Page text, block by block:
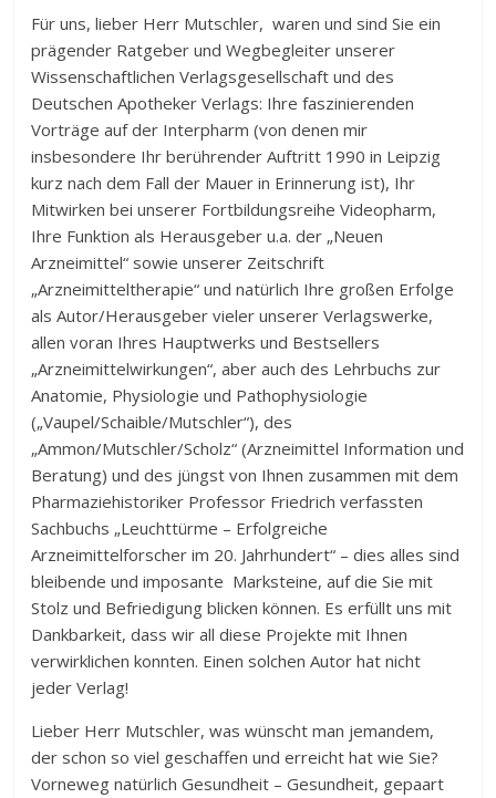
Für uns, lieber Herr Mutschler, waren und sind Sie ein
prägender Ratgeber und Wegbegleiter unserer
Wissenschaftlichen Verlagsgesellschaft und des
Deutschen Apotheker Verlags: Ihre faszinierenden
Vorträge auf der Interpharm (von denen mir
insbesondere Ihr berührender Auftritt 1990 in Leipzig
kurz nach dem Fall der Mauer in Erinnerung ist), Ihr
Mitwirken bei unserer Fortbildungsreihe Videopharm,
Ihre Funktion als Herausgeber u.a. der „Neuen
Arzneimittel“ sowie unserer Zeitschrift
„Arzneimitteltherapie“ und natürlich Ihre großen Erfolge
als Autor/Herausgeber vieler unserer Verlagswerke,
allen voran Ihres Hauptwerks und Bestsellers
„Arzneimittelwirkungen“, aber auch des Lehrbuchs zur
Anatomie, Physiologie und Pathophysiologie
(„Vaupel/Schaible/Mutschler“), des
„Ammon/Mutschler/Scholz“ (Arzneimittel Information und
Beratung) und des jüngst von Ihnen zusammen mit dem
Pharmaziehistoriker Professor Friedrich verfassten
Sachbuchs „Leuchttürme – Erfolgreiche
Arzneimittelforscher im 20. Jahrhundert“ – dies alles sind
bleibende und imposante Marksteine, auf die Sie mit
Stolz und Befriedigung blicken können. Es erfüllt uns mit
Dankbarkeit, dass wir all diese Projekte mit Ihnen
verwirklichen konnten. Einen solchen Autor hat nicht
jeder Verlag!
Lieber Herr Mutschler, was wünscht man jemandem,
der schon so viel geschaffen und erreicht hat wie Sie?
Vorneweg natürlich Gesundheit – Gesundheit, gepaart